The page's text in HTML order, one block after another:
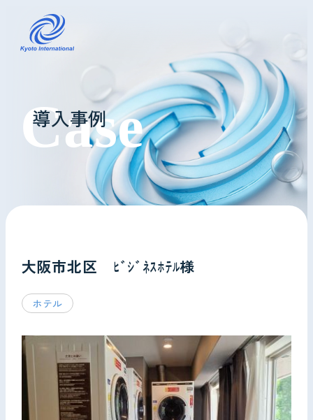
コインランドリーレンタル
ホテル様へ
掃除・メンテナンス
お問い合わせ
導入事例
大阪市北区 ﾋﾞｼﾞﾈｽﾎﾃﾙ様
ホテル